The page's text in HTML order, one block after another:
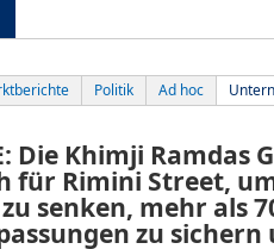
Politik Ad hoc
Die Khimji Ramdas
für Rimini Street,
senken, mehr als
zu sichern